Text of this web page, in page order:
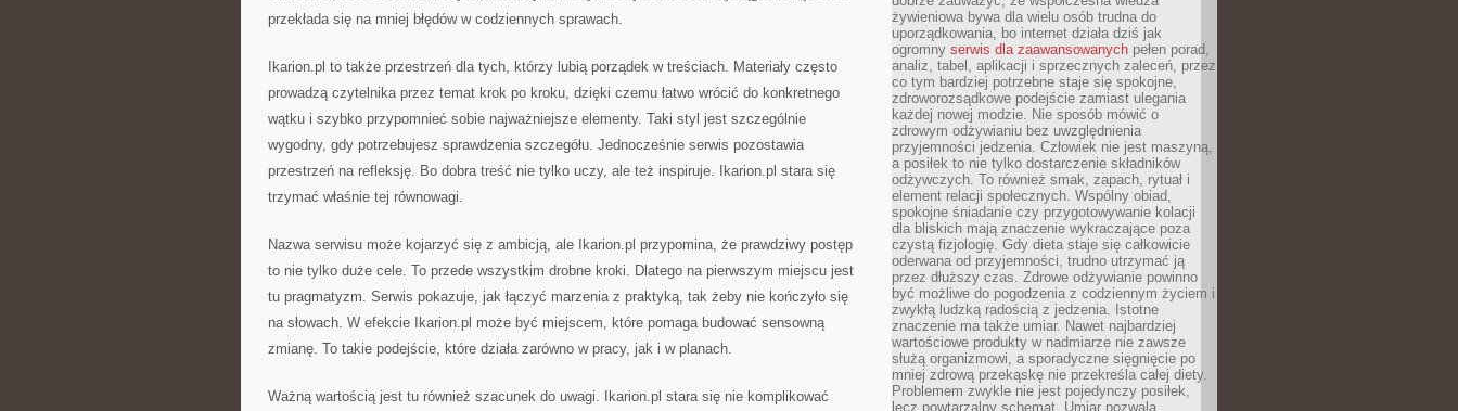
przekłada się na mniej błędów w codziennych sprawach.
Ikarion.pl to także przestrzeń dla tych, którzy lubią porządek w treściach. Materiały często
prowadzą czytelnika przez temat krok po kroku, dzięki czemu łatwo wrócić do konkretnego
wątku i szybko przypomnieć sobie najważniejsze elementy. Taki styl jest szczególnie
wygodny, gdy potrzebujesz sprawdzenia szczegółu. Jednocześnie serwis pozostawia
przestrzeń na refleksję. Bo dobra treść nie tylko uczy, ale też inspiruje. Ikarion.pl stara się
trzymać właśnie tej równowagi.
Nazwa serwisu może kojarzyć się z ambicją, ale Ikarion.pl przypomina, że prawdziwy postęp
to nie tylko duże cele. To przede wszystkim drobne kroki. Dlatego na pierwszym miejscu jest
tu pragmatyzm. Serwis pokazuje, jak łączyć marzenia z praktyką, tak żeby nie kończyło się
na słowach. W efekcie Ikarion.pl może być miejscem, które pomaga budować sensowną
zmianę. To takie podejście, które działa zarówno w pracy, jak i w planach.
Ważną wartością jest tu również szacunek do uwagi. Ikarion.pl stara się nie komplikować
żywieniowa bywa dla wielu osób trudna do
uporządkowania, bo internet działa dziś jak
ogromny serwis dla zaawansowanych pełen porad,
analiz, tabel, aplikacji i sprzecznych zaleceń, przez
co tym bardziej potrzebne staje się spokojne,
zdroworozsądkowe podejście zamiast ulegania
każdej nowej modzie. Nie sposób mówić o
zdrowym odżywianiu bez uwzględnienia
przyjemności jedzenia. Człowiek nie jest maszyną,
a posiłek to nie tylko dostarczenie składników
odżywczych. To również smak, zapach, rytuał i
element relacji społecznych. Wspólny obiad,
spokojne śniadanie czy przygotowywanie kolacji
dla bliskich mają znaczenie wykraczające poza
czystą fizjologię. Gdy dieta staje się całkowicie
oderwana od przyjemności, trudno utrzymać ją
przez dłuższy czas. Zdrowe odżywianie powinno
być możliwe do pogodzenia z codziennym życiem i
zwykłą ludzką radością z jedzenia. Istotne
znaczenie ma także umiar. Nawet najbardziej
wartościowe produkty w nadmiarze nie zawsze
służą organizmowi, a sporadyczne sięgnięcie po
mniej zdrową przekąskę nie przekreśla całej diety.
Problemem zwykle nie jest pojedynczy posiłek,
lecz powtarzalny schemat. Umiar pozwala